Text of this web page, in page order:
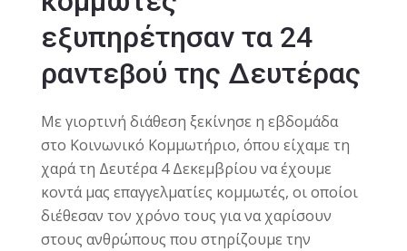
εξυπηρέτησαν τα 24
ραντεβού της Δευτέρας
Με γιορτινή διάθεση ξεκίνησε η εβδομάδα
στο Κοινωνικό Κομμωτήριο, όπου είχαμε τη
χαρά τη Δευτέρα 4 Δεκεμβρίου να έχουμε
κοντά μας επαγγελματίες κομμωτές, οι οποίοι
διέθεσαν τον χρόνο τους για να χαρίσουν
στους ανθρώπους που στηρίζουμε την